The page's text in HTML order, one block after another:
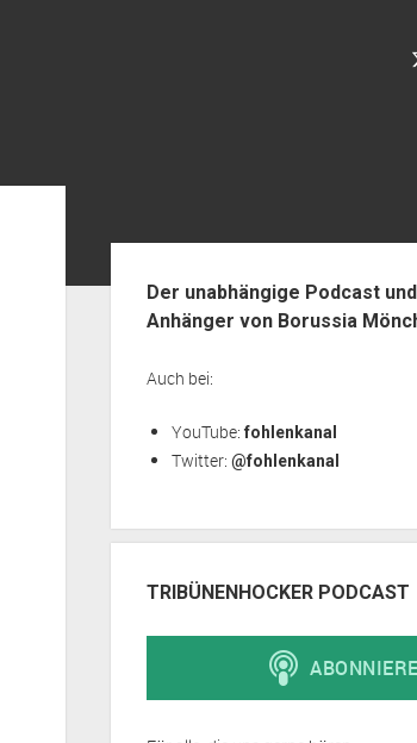
Der unabhängige Podcast
Anhänger von Borussia
Auch bei:
YouTube:fohlenkanal
Twitter:@fohlenkanal
TRIBÜNENHOCKER PODCAST